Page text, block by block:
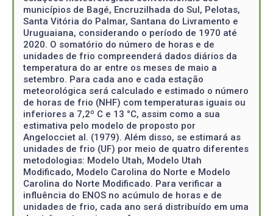
municípios de Bagé, Encruzilhada do Sul, Pelotas,
Santa Vitória do Palmar, Santana do Livramento e
Uruguaiana, considerando o período de 1970 até
2020. O somatório do número de horas e de
unidades de frio compreenderá dados diários da
temperatura do ar entre os meses de maio a
setembro. Para cada ano e cada estação
meteorológica será calculado e estimado o número
de horas de frio (NHF) com temperaturas iguais ou
inferiores a 7,2º C e 13 °C, assim como a sua
estimativa pelo modelo de proposto por
Angelocciet al. (1979). Além disso, se estimará as
unidades de frio (UF) por meio de quatro diferentes
metodologias: Modelo Utah, Modelo Utah
Modificado, Modelo Carolina do Norte e Modelo
Carolina do Norte Modificado. Para verificar a
influência do ENOS no acúmulo de horas e de
unidades de frio, cada ano será distribuído em uma